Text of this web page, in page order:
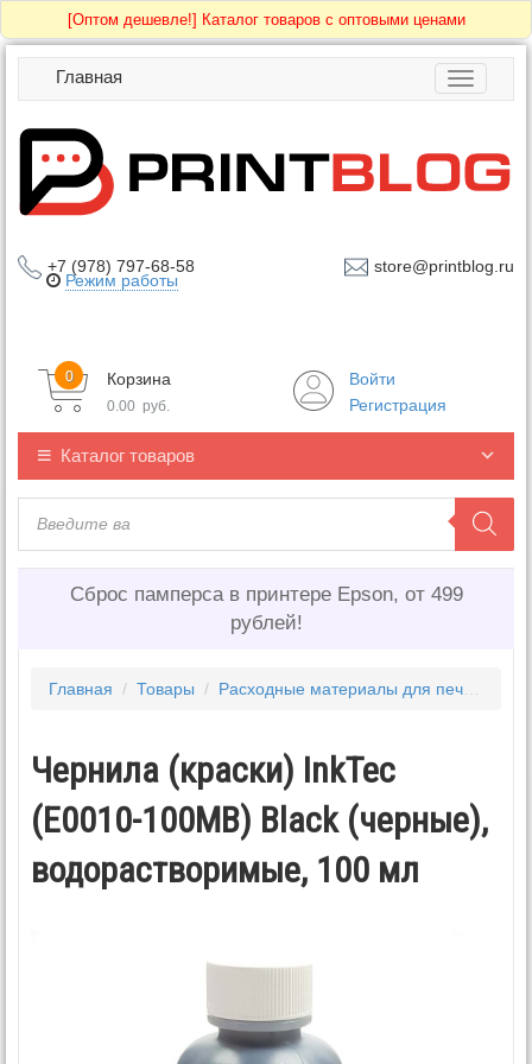
[Оптом дешевле!] Каталог товаров с оптовыми ценами
Toggle
Главная
+7 (978) 797-68-58 store@printblog.ru
Режим работы
Корзина
0
0.00 руб.
Войти
Регистрация
Каталог товаров
Сброс памперса в принтере Epson, от 499
рублей!
Главная / Товары / Расходные материалы для печати
Чернила (краски) InkTec
(E0010-100MB) Black (черные),
водорастворимые, 100 мл